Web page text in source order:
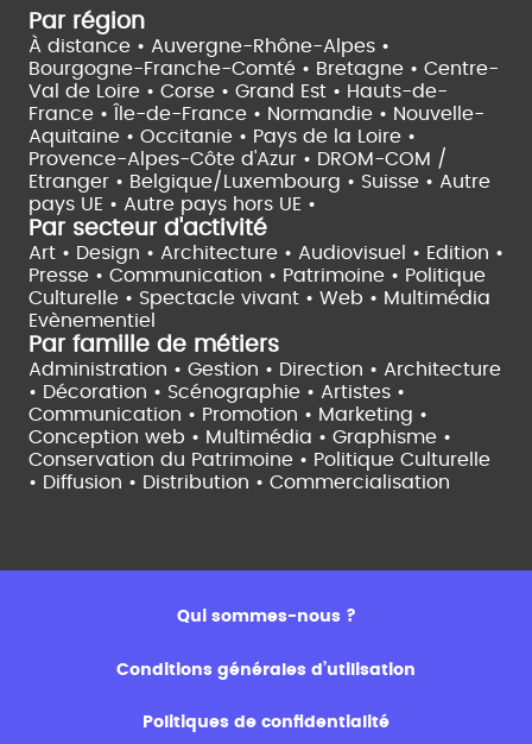
Par région
À distance • Auvergne-Rhône-Alpes •
Bourgogne-Franche-Comté • Bretagne • Centre-
Val de Loire • Corse • Grand Est • Hauts-de-
France •
Île-de-France • Normandie • Nouvelle-
Aquitaine • Occitanie • Pays de la Loire •
Provence-Alpes-Côte d'Azur • DROM-COM /
Etranger • Belgique/Luxembourg • Suisse • Autre
pays UE • Autre pays hors UE •
Par secteur d'activité
Art • Design • Architecture • Audiovisuel • Edition •
Presse • Communication • Patrimoine • Politique
Culturelle • Spectacle vivant • Web • Multimédia
Evènementiel
Par famille de métiers
Administration • Gestion • Direction • Architecture
• Décoration • Scénographie • Artistes •
Communication • Promotion • Marketing •
Conception web • Multimédia • Graphisme •
Conservation du Patrimoine • Politique Culturelle
• Diffusion • Distribution • Commercialisation
Qui sommes-nous ?
Conditions générales d’utilisation
Politiques de confidentialité